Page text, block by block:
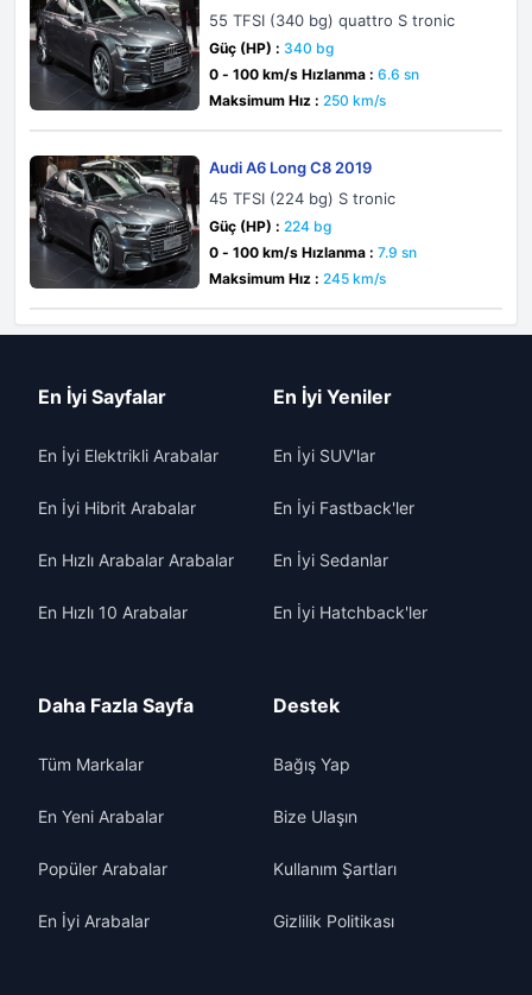
55 TFSI (340 bg) quattro S tronic
Güç (HP) : 340 bg
0 - 100 km/s Hızlanma : 6.6 sn
Maksimum Hız : 250 km/s
Audi A6 Long C8 2019
45 TFSI (224 bg) S tronic
Güç (HP) : 224 bg
0 - 100 km/s Hızlanma : 7.9 sn
Maksimum Hız : 245 km/s
En İyi Sayfalar
En İyi Elektrikli Arabalar
En İyi Hibrit Arabalar
En Hızlı Arabalar Arabalar
En Hızlı 10 Arabalar
En İyi Yeniler
En İyi SUV'lar
En İyi Fastback'ler
En İyi Sedanlar
En İyi Hatchback'ler
Daha Fazla Sayfa
Tüm Markalar
En Yeni Arabalar
Popüler Arabalar
En İyi Arabalar
Destek
Bağış Yap
Bize Ulaşın
Kullanım Şartları
Gizlilik Politikası